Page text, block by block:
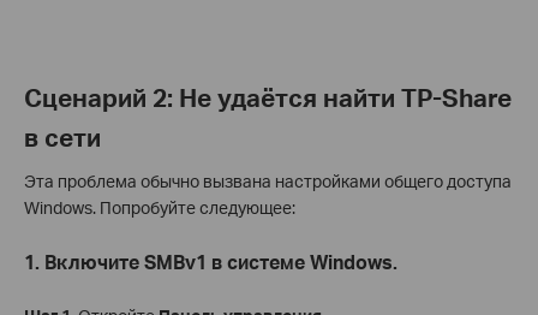
Сценарий 2: Не удаётся найти TP-Share
в сети
Эта проблема обычно вызвана настройками общего доступа
Windows. Попробуйте следующее:
1. Включите SMBv1 в системе Windows.